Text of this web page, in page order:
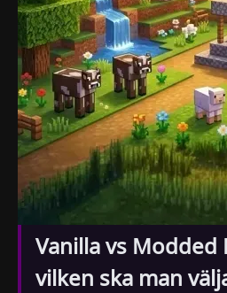
Vanilla vs
vilken ska man